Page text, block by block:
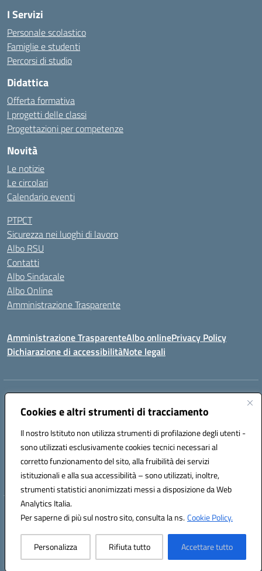
Cookies e altri strumenti di tracciamento
Il nostro Istituto non utilizza strumenti di profilazione degli utenti -
sono utilizzati esclusivamente cookies tecnici necessari al
corretto funzionamento del sito, alla fruibilità dei servizi
istituzionali e alla sua accessibilità – sono utilizzati, inoltre,
strumenti statistici anonimizzati messi a disposizione da Web
Analytics Italia.
Per saperne di più sul nostro sito, consulta la ns.Cookie Policy.
Personalizza Rifiuta tutto Accettare tutto
I Servizi
Personale scolastico
Famiglie e studenti
Percorsi di studio
Didattica
Offerta formativa
I progetti delle classi
Progettazioni per competenze
Novità
Le notizie
Le circolari
Calendario eventi
PTPCT
Sicurezza nei luoghi di lavoro
Albo RSU
Contatti
Albo Sindacale
Albo Online
Amministrazione Trasparente
Amministrazione TrasparenteAlbo onlinePrivacy Policy
Dichiarazione di accessibilitàNote legali
Centralino:
Posta elettronica certificata (PEC):tpis02200a@pec.istruzione.it
Codice fiscale: 93066580817
Codice meccanografico:TPIS02200A
VIA CESARÒ, 36 - 91016 ERICE - CASA SANTA (TP)
Telefono: 0923569559
Hosting & Powered by 3D Solution S.r.l.
Concept & Design by Designers Italia